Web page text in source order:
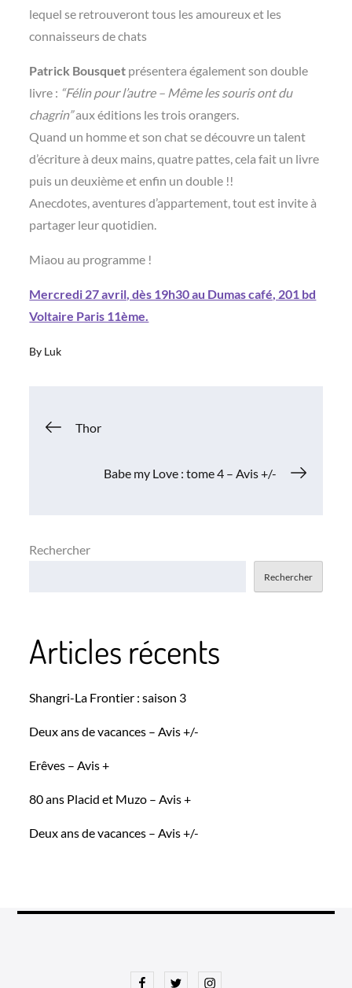
lequel se retrouveront tous les amoureux et les
connaisseurs de chats
Patrick Bousquet présentera également son double
livre : “Félin pour l’autre – Même les souris ont du
chagrin”aux éditions les trois orangers.
Quand un homme et son chat se découvre un talent
d’écriture à deux mains, quatre pattes, cela fait un livre
puis un deuxième et enfin un double !!
Anecdotes, aventures d’appartement, tout est invite à
partager leur quotidien.
Miaou au programme !
Mercredi 27 avril, dès 19h30 au Dumas café, 201 bd
Voltaire Paris 11ème.
By Luk
Navigation
Thor
Babe my Love : tome 4 – Avis +/-
Rechercher
Rechercher
Articles récents
Shangri-La Frontier : saison 3
Deux ans de vacances – Avis +/-
Erêves – Avis +
80 ans Placid et Muzo – Avis +
Deux ans de vacances – Avis +/-
FacebookTwitterInstagram